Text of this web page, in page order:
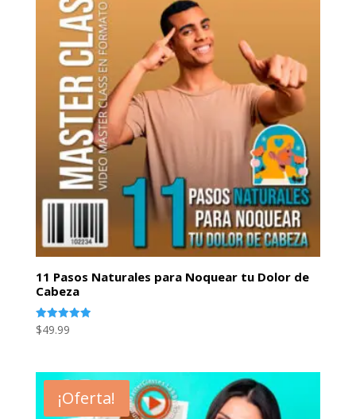
11 Pasos Naturales para Noquear tu Dolor de
Cabeza
Valorado
con
$49.99
¡Oferta!